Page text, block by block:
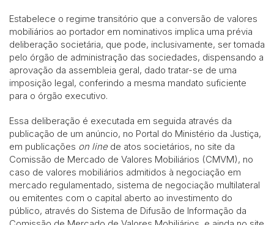
Estabelece o regime transitório que a conversão de valores
mobiliários ao portador em nominativos implica uma prévia
deliberação societária, que pode, inclusivamente, ser tomada
pelo órgão de administração das sociedades, dispensando a
aprovação da assembleia geral, dado tratar-se de uma
imposição legal, conferindo a mesma mandato suficiente
para o órgão executivo.
Essa deliberação é executada em seguida através da
publicação de um anúncio, no Portal do Ministério da Justiça,
em publicações on linede atos societários, no site da
Comissão de Mercado de Valores Mobiliários (CMVM), no
caso de valores mobiliários admitidos à negociação em
mercado regulamentado, sistema de negociação multilateral
ou emitentes com o capital aberto ao investimento do
público, através do Sistema de Difusão de Informação da